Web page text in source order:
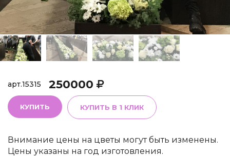
арт.15315 250000
КУПИТЬ КУПИТЬ В 1 КЛИК
Внимание цены на цветы могут быть изменены.
Цены указаны на год изготовления.